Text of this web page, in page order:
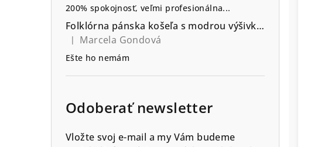
200% spokojnosť, veľmi profesionálna...
Folklórna pánska košeľa s modrou výšivkou vzor Srdiečko - výber farieb košele
Hodnotenie produktu je 5 z 5 hviezdičiek.
| Marcela Gondová
Ešte ho nemám
Odoberať newsletter
Vložte svoj e-mail a my Vám budeme